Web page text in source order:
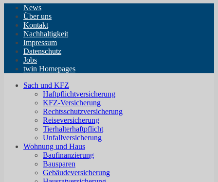
News
Über uns
Kontakt
Nachhaltigkeit
Impressum
Datenschutz
Jobs
twin Homepages
Sach und KFZ
Haftpflichtversicherung
KFZ-Versicherung
Rechtsschutzversicherung
Reiseversicherung
Tierhalterhaftpflicht
Unfallversicherung
Wohnung und Haus
Baufinanzierung
Bausparen
Gebäudeversicherung